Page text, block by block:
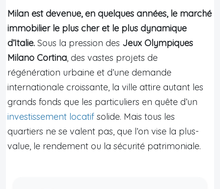
Milan est devenue, en quelques années, le marché
immobilier le plus cher et le plus dynamique
d’Italie. Sous la pression des Jeux Olympiques
Milano Cortina, des vastes projets de
régénération urbaine et d’une demande
internationale croissante, la ville attire autant les
grands fonds que les particuliers en quête d’un
investissement locatif solide. Mais tous les
quartiers ne se valent pas, que l’on vise la plus-
value, le rendement ou la sécurité patrimoniale.